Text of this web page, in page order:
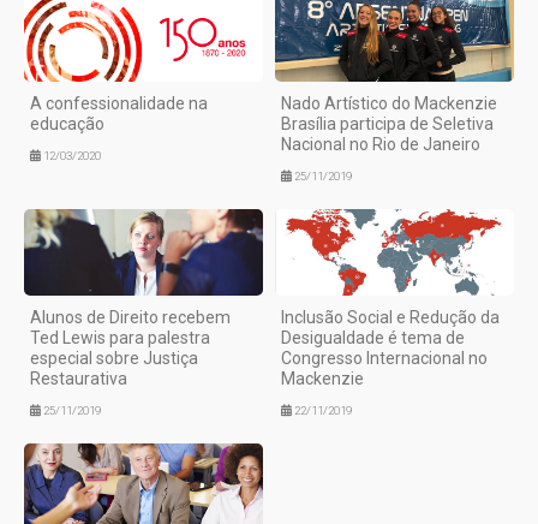
A confessionalidade na
educação
12/03/2020
Nado Artístico do Mackenzie
Brasília participa de Seletiva
Nacional no Rio de Janeiro
25/11/2019
Alunos de Direito recebem
Ted Lewis para palestra
especial sobre Justiça
Restaurativa
25/11/2019
Inclusão Social e Redução da
Desigualdade é tema de
Congresso Internacional no
Mackenzie
22/11/2019